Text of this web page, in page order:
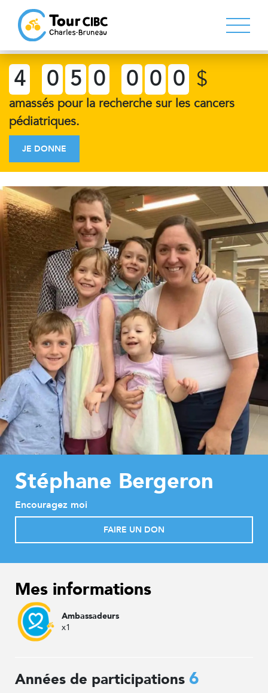
4 0 5 0 0 0 0 $
amassés pour la recherche sur les cancers
pédiatriques.
JE DONNE
Stéphane Bergeron
Encouragez moi
FAIRE UN DON
Mes informations
Ambassadeurs
x1
Années de participations 6